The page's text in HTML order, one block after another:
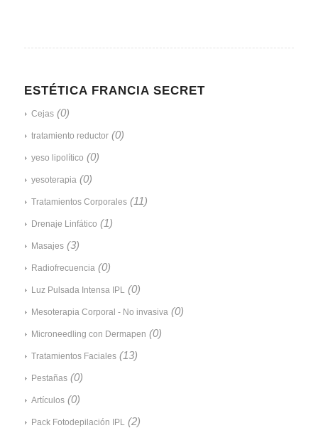
ESTÉTICA FRANCIA SECRET
Cejas (0)
tratamiento reductor (0)
yeso lipolítico (0)
yesoterapia (0)
Tratamientos Corporales (11)
Drenaje Linfático (1)
Masajes (3)
Radiofrecuencia (0)
Luz Pulsada Intensa IPL (0)
Mesoterapia Corporal - No invasiva (0)
Microneedling con Dermapen (0)
Tratamientos Faciales (13)
Pestañas (0)
Artículos (0)
Pack Fotodepilación IPL (2)